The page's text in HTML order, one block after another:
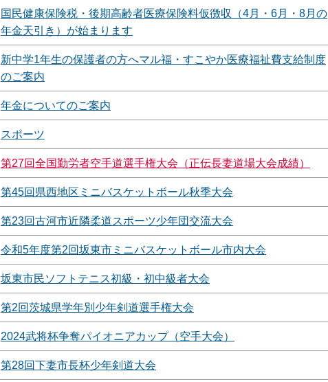
国民健康保険税・後期高齢者医療保険料仮徴収（4月・6月・8月の
年金天引き）が始まります
新中学1年生の保護者の方へマル福・すこやか医療福祉費支給制度
のご案内
年金についてのご案内
スポーツ
第27回全国勤労者空手道選手権大会（正伝長妻道場大会成績）
第45回県西地区ミニバスケットボール秋季大会
第23回古河市近隣柔道スポーツ少年団交流大会
令和5年度第2回坂東市ミニバスケットボール市内大会
坂東市民ソフトテニス初級・初中級者大会
第2回茨城県学年別少年剣道選手権大会
2024武将杯争奪パイオニアカップ（空手大会）
第28回下妻市長杯少年剣道大会